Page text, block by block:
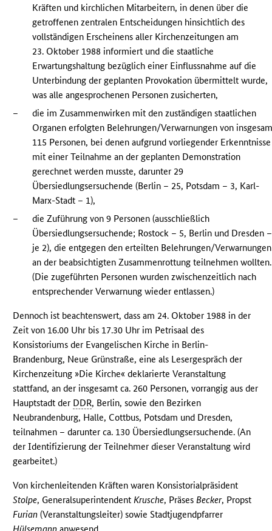
Kräften und kirchlichen Mitarbeitern, in denen über die
getroffenen zentralen Entscheidungen hinsichtlich des
vollständigen Erscheinens aller Kirchenzeitungen am
23. Oktober 1988 informiert und die staatliche
Erwartungshaltung bezüglich einer Einflussnahme auf die
Unterbindung der geplanten Provokation übermittelt wurde,
was alle angesprochenen Personen zusicherten,
–
die im Zusammenwirken mit den zuständigen staatlichen
Organen erfolgten Belehrungen/Verwarnungen von
115 Personen, bei denen aufgrund vorliegender Erkenntnisse
mit einer Teilnahme an der geplanten Demonstration
gerechnet werden musste, darunter 29
Übersiedlungsersuchende (Berlin – 25, Potsdam – 3, Karl-
Marx-Stadt – 1),
–
die Zuführung von 9 Personen (ausschließlich
Übersiedlungsersuchende; Rostock – 5, Berlin und Dresden –
je 2), die entgegen den erteilten Belehrungen/Verwarnungen
an der beabsichtigten Zusammenrottung teilnehmen wollten.
(Die zugeführten Personen wurden zwischenzeitlich nach
entsprechender Verwarnung wieder entlassen.)
Dennoch ist beachtenswert, dass am 24. Oktober 1988 in der
Zeit von 16.00 Uhr bis 17.30 Uhr im Petrisaal des
Konsistoriums der Evangelischen Kirche in Berlin-
Brandenburg, Neue Grünstraße, eine als Lesergespräch der
Kirchenzeitung »Die Kirche« deklarierte Veranstaltung
stattfand, an der insgesamt ca. 260 Personen, vorrangig aus der
Hauptstadt der DDR, Berlin, sowie den Bezirken
Neubrandenburg, Halle, Cottbus, Potsdam und Dresden,
teilnahmen – darunter ca. 130 Übersiedlungsersuchende. (An
der Identifizierung der Teilnehmer dieser Veranstaltung wird
gearbeitet.)
Von kirchenleitenden Kräften waren Konsistorialpräsident
Stolpe, GeneralsuperintendentKrusche, PräsesBecker, Propst
Furian (Veranstaltungsleiter) sowie Stadtjugendpfarrer